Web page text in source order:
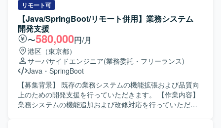
を担当していただきます。 フロントエンド・バックエンド
を問わず、スクラムチームの一員としてスプリントバック
ログに積まれたPBIを完了させるまでの一連の開発フローを
担っていただきます。 アーキテクチャやドメインを理解し
ながら、課題整理や改善も含めた継続的な機能追加・改修
を行っていただきます。 【求める人物像】 積極的にキャッ
チアップしつつ、自走してタスクを推進できる方を求めて
います。 課題に対して真摯に向き合い、アウトプットを内
に閉じずにチームへ共有できる方が望ましいです。 要件や
背景を理解したうえで設計・実装・テスト・リリースまで
一貫して対応でき、顧客への価値貢献に強いこだわりを持
リモート可
【Java/SpringBoot/リモート併用】業務システム
開発支援
〜580,000円/月
港区（東京都）
サーバサイドエンジニア(業務委託・フリーランス)
Java ・ SpringBoot
【募集背景】 既存の業務システムの機能拡張および品質向
上のための開発支援を行っていただきます。 【作業内容】
業務システムの機能追加および改修対応を行っていただき